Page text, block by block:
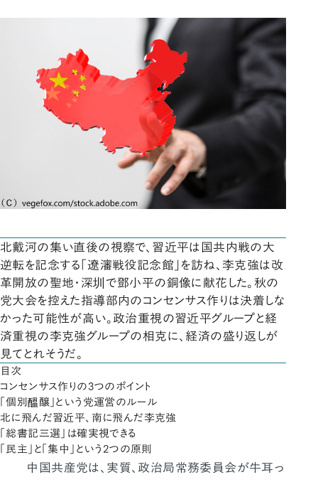
北戴河の集い直後の視察で、習近平は国共内戦の大
逆転を記念する「遼瀋戦役記念館」を訪ね、李克強は改
革開放の聖地・深圳で鄧小平の銅像に献花した。秋の
党大会を控えた指導部内のコンセンサス作りは決着しな
かった可能性が高い。政治重視の習近平グループと経
済重視の李克強グループの相克に、経済の盛り返しが
見てとれそうだ。
目次
コンセンサス作りの3つのポイント
「個別醞醸」という党運営のルール
北に飛んだ習近平、南に飛んだ李克強
「総書記三選」は確実視できる
「民主」と「集中」という2つの原則
中国共産党は、実質、政治局常務委員会が牛耳っ